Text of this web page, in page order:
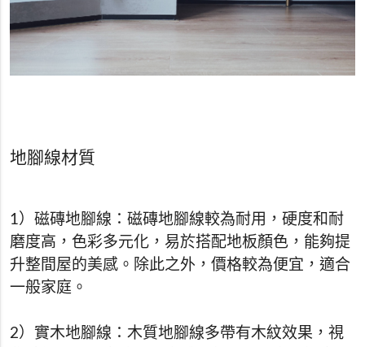
地腳線材質
1）磁磚地腳線：磁磚地腳線較為耐用，硬度和耐
磨度高，色彩多元化，易於搭配地板顏色，能夠提
升整間屋的美感。除此之外，價格較為便宜，適合
一般家庭。
2）實木地腳線：木質地腳線多帶有木紋效果，視